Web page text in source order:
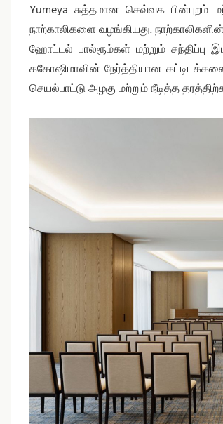
Yumeya சுத்தமான செவ்வக
நாற்காலிகளை வழங்கியது.
ஹோட்டல் பால்ரூம்கள் மற்றும் சந்திப்பு
ககோஷிமாவின் நேர்த்தியான
செயல்பாட்டு அழகு மற்றும் நீடித்த